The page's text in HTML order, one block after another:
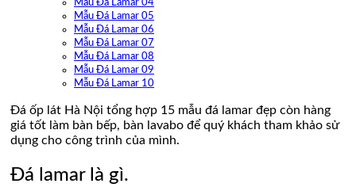
Mẫu Đá Lamar 04
Mẫu Đá Lamar 05
Mẫu Đá Lamar 06
Mẫu Đá Lamar 07
Mẫu Đá Lamar 08
Mẫu Đá Lamar 09
Mẫu Đá Lamar 10
Đá ốp lát Hà Nội tổng hợp 15 mẫu đá lamar đẹp còn hàng
giá tốt làm bàn bếp, bàn lavabo để quý khách tham khảo sử
dụng cho công trình của mình.
Đá lamar là gì.